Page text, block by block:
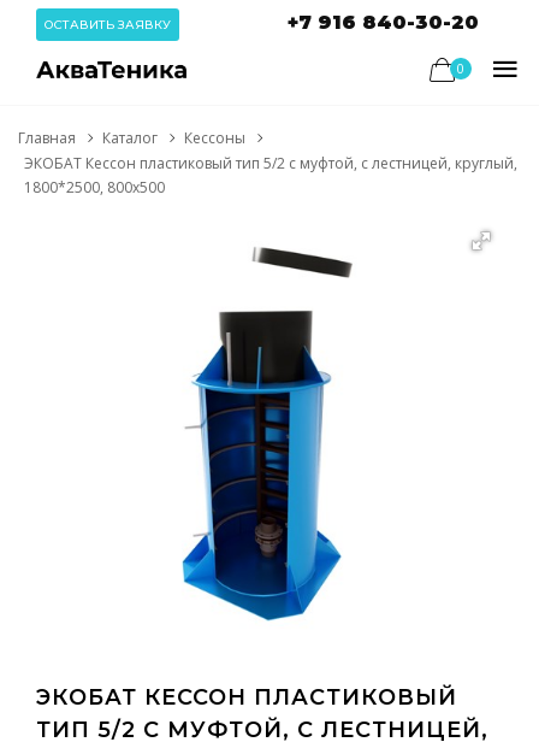
ОСТАВИТЬ ЗАЯВКУ +7 916 840-30-20
0
Главная Каталог
Кессоны
ЭКОБАТ Кессон пластиковый тип 5/2 с муфтой, с лестницей, круглый,
1800*2500, 800х500
ЭКОБАТ КЕССОН ПЛАСТИКОВЫЙ
ТИП 5/2 С МУФТОЙ, С ЛЕСТНИЦЕЙ,